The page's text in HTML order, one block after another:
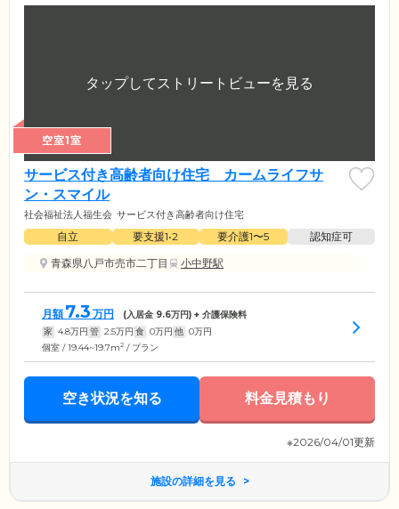
空室1室
サービス付き高齢者向け住宅 カームライフサ
ン・スマイル
社会福祉法人福生会 サービス付き高齢者向け住宅
自立 要支援1•2 要介護1〜5
認知症可
青森県八戸市売市二丁目
小中野駅
月額 7.3 万円 (入居金 9.6万円) + 介護保険料
家 4.8万円 管 2.5万円 食 0万円 他 0万円
個室 / 19.44~19.7m2 / プラン
空き状況を知る 料金見積もり
※2026/04/01更新
施設の詳細を見る